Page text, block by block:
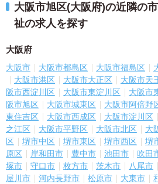
大阪市旭区(大阪府)の近隣の
祉の求人を探す
大阪府
大阪市 大阪市都島区 大阪市福島区
大阪市港区
大阪市大正区 大阪市天
阪市西淀川区
大阪市東淀川区 大阪市
阪市旭区
大阪市城東区 大阪市阿倍野
東住吉区
大阪市西成区 大阪市淀川区
之江区
大阪市平野区 大阪市北区 大
区
堺市中区 堺市東区 堺市西区 堺
原区
岸和田市 豊中市 池田市 吹田
塚市
守口市 枚方市 茨木市 八尾市
屋川市
河内長野市 松原市 大東市